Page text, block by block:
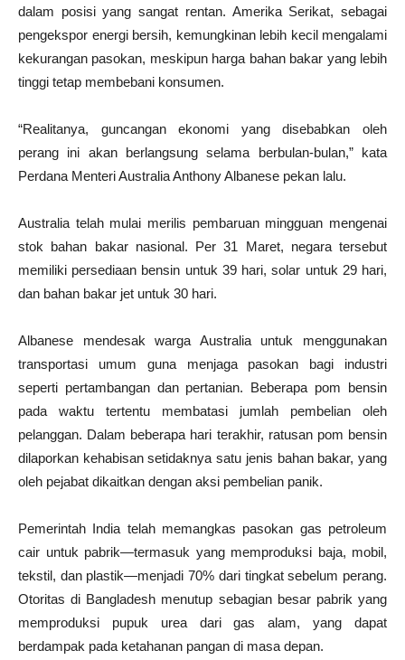
dalam posisi yang sangat rentan. Amerika Serikat, sebagai
pengekspor energi bersih, kemungkinan lebih kecil mengalami
kekurangan pasokan, meskipun harga bahan bakar yang lebih
tinggi tetap membebani konsumen.
“Realitanya, guncangan ekonomi yang disebabkan oleh
perang ini akan berlangsung selama berbulan-bulan,” kata
Perdana Menteri Australia Anthony Albanese pekan lalu.
Australia telah mulai merilis pembaruan mingguan mengenai
stok bahan bakar nasional. Per 31 Maret, negara tersebut
memiliki persediaan bensin untuk 39 hari, solar untuk 29 hari,
dan bahan bakar jet untuk 30 hari.
Albanese mendesak warga Australia untuk menggunakan
transportasi umum guna menjaga pasokan bagi industri
seperti pertambangan dan pertanian. Beberapa pom bensin
pada waktu tertentu membatasi jumlah pembelian oleh
pelanggan. Dalam beberapa hari terakhir, ratusan pom bensin
dilaporkan kehabisan setidaknya satu jenis bahan bakar, yang
oleh pejabat dikaitkan dengan aksi pembelian panik.
Pemerintah India telah memangkas pasokan gas petroleum
cair untuk pabrik—termasuk yang memproduksi baja, mobil,
tekstil, dan plastik—menjadi 70% dari tingkat sebelum perang.
Otoritas di Bangladesh menutup sebagian besar pabrik yang
memproduksi pupuk urea dari gas alam, yang dapat
berdampak pada ketahanan pangan di masa depan.